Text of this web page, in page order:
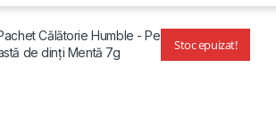
🔍
Stoc epuizat!